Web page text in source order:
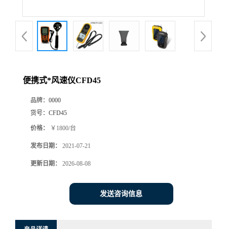
品
厅
便携式*风速仪CFD45
品牌： 0000
货号： CFD45
价格： ￥1800/台
发布日期： 2021-07-21
更新日期： 2026-08-08
发送咨询信息